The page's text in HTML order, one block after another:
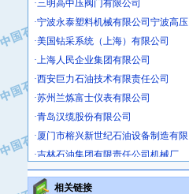
·宁波永泰塑料机械有限公司宁波高压
·美国钻采系统（上海）有限公司
·上海人民企业集团有限公司
·西安巨力石油技术有限责任公司
·苏州兰炼富士仪表有限公司
·青岛汉缆股份有限公司
·厦门市榕兴新世纪石油设备制造有限
·吉林石油集团有限责任公司机械厂
·大港油田集团中成机械制造有限公司
·承德司达石油装备开发公司
相关链接